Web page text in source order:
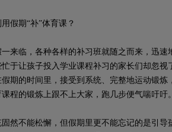
期“补”体育课？
临，各种各样的补习班就随之而来，迅速
于让孩子投入学业课程补习的家长们却忽视
期的时间里，接受到系统、完整地运动锻炼
程的锻炼上跟不上大家，跑几步便气喘吁吁
不能松懈，但假期里更不能忘记的是引导